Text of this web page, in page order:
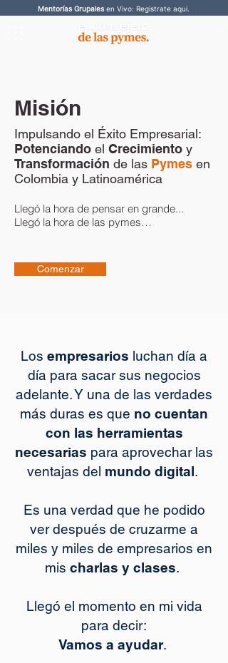
Mentorías Grupales en Vivo: Registrate aqui.
Misión
Impulsando el Éxito Empresarial:
Potenciando el Crecimiento y
Transformación de las Pymes en
Colombia y Latinoamérica
Llegó la hora de pensar en grande...
Llegó la hora de las pymes…
Comenzar
Los empresarios luchan día a
día para sacar sus negocios
adelante. Y una de las verdades
más duras es que no cuentan
con las herramientas
necesarias para aprovechar las
ventajas del mundo digital.
Es una verdad que he podido
ver después de cruzarme a
miles y miles de empresarios en
mis charlas y clases.
Llegó el momento en mi vida
para decir:
Vamos a ayudar.